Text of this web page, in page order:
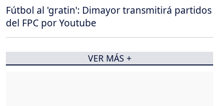
Fútbol al 'gratin': Dimayor transmitirá partidos
del FPC por Youtube
VER MÁS +